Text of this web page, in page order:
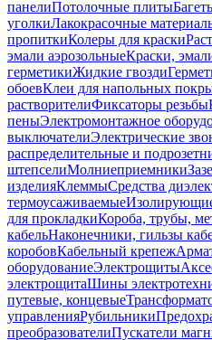
панелиПотолочные плиты
уголкиЛакокрасочные
пропиткиКолеры для краски
эмали аэрозольныеКраски,
герметикиЖидкие гвозди
обоевКлеи для напольных
растворителиФиксаторы резьбы
пеныЭлектромонтажное
выключателиЭлектрические
распределительные и
штепселиМолниеприемники
изделияКлеммыСредства
термоусаживаемые
для прокладкиКороба, трубы,
кабельНаконечники, гильзы
коробовКабельный крепеж
оборудованиеЭлектрощиты
электрощитаШины
путевые, концевые
управленияРубильники
преобразователиПускатели